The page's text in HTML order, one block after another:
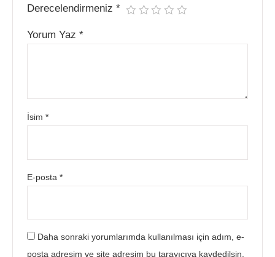
Derecelendirmeniz*
Yorum Yaz*
İsim*
E-posta*
Daha sonraki yorumlarımda kullanılması için adım, e-
posta adresim ve site adresim bu tarayıcıya kaydedilsin.